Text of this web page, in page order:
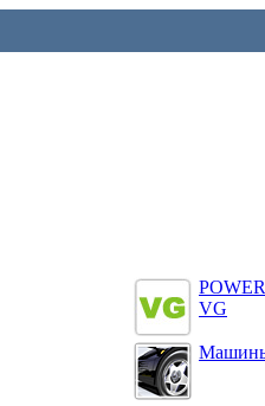
VG